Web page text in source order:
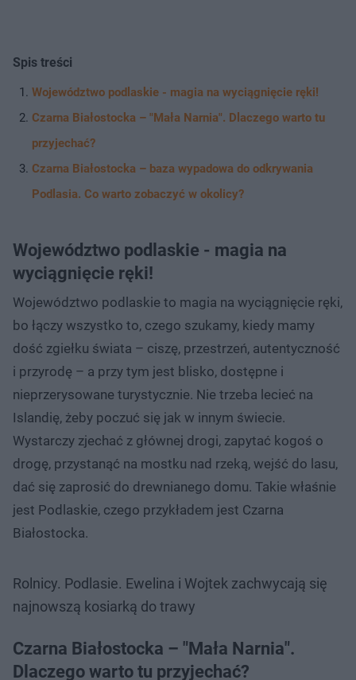
Spis treści
Województwo podlaskie - magia na wyciągnięcie ręki!
Czarna Białostocka – "Mała Narnia". Dlaczego warto tu
przyjechać?
Czarna Białostocka – baza wypadowa do odkrywania
Podlasia. Co warto zobaczyć w okolicy?
Województwo podlaskie - magia na
wyciągnięcie ręki!
Województwo podlaskie to magia na wyciągnięcie ręki,
bo łączy wszystko to, czego szukamy, kiedy mamy
dość zgiełku świata – ciszę, przestrzeń, autentyczność
i przyrodę – a przy tym jest blisko, dostępne i
nieprzerysowane turystycznie. Nie trzeba lecieć na
Islandię, żeby poczuć się jak w innym świecie.
Wystarczy zjechać z głównej drogi, zapytać kogoś o
drogę, przystanąć na mostku nad rzeką, wejść do lasu,
dać się zaprosić do drewnianego domu. Takie właśnie
jest Podlaskie, czego przykładem jest Czarna
Białostocka.
Rolnicy. Podlasie. Ewelina i Wojtek zachwycają się
najnowszą kosiarką do trawy
Czarna Białostocka – "Mała Narnia".
Dlaczego warto tu przyjechać?